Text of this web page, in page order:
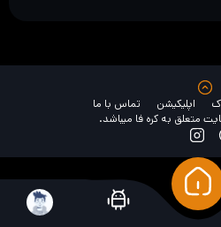
اپلیکیشن
تماس با ما
متعلق به کره فا میباشد.